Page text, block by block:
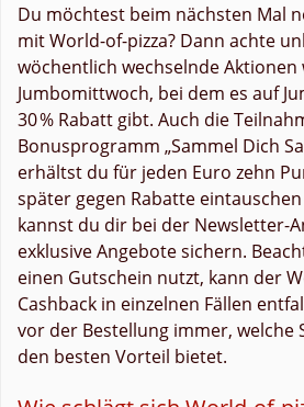
Du möchtest beim nächsten Mal
mit World-of-pizza? Dann achte
wöchentlich wechselnde Aktionen
Jumbomittwoch, bei dem es auf
30 % Rabatt gibt. Auch die
Bonusprogramm „Sammel Dich
erhältst du für jeden Euro zehn
später gegen Rabatte
kannst du dir bei der Newsletter-
exklusive Angebote sichern.
einen Gutschein nutzt, kann der
Cashback in einzelnen Fällen
vor der Bestellung immer, welche
den besten Vorteil bietet.